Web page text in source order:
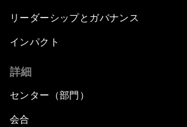
リーダーシップとガバナンス
インパクト
詳細
センター（部門）
会合